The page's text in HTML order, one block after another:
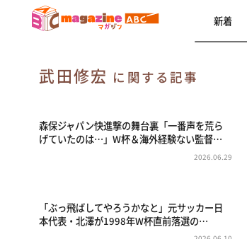
新着
武田修宏 に関する記事
森保ジャパン快進撃の舞台裏「一番声を荒ら
げていたのは…」W杯＆海外経験ない監督…
2026.06.29
「ぶっ飛ばしてやろうかなと」元サッカー日
本代表・北澤が1998年W杯直前落選の…